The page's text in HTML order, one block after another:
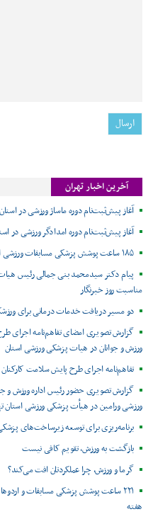
آخرین اخبار تهران
آغاز پیش‌ثبت‌نام دوره ماساژ ورزشی در
آغاز پیش‌ثبت‌نام دوره امدادگر ورزشی در
۱۸۵ ساعت پوشش پزشکی مسابقات ورزشی استان تهران در پنج روز
پیام دکتر سیدمحمد بنی جمالی رئیس
مناسبت روز خبرنگار
دو مسیر دریافت خدمات درمانی برای
گزارش تصویری امضای تفاهم‌نامه اجرای
ورزش و جوانان در هیات پزشکی ورزشی استان
تفاهم‌نامه اجرای طرح پایش سلامت
گزارش تصویری حضور رئیس اداره ورزش و
ورزشی ورامین در هیأت پزشکی ورزشی استان
برنامه‌ریزی برای توسعه زیرساخت‌های
بازگشت به ورزش، تقویم کافی نیست
گرما و ورزش، چرا عملکردتان افت می‌کند؟
۲۲۱ ساعت پوشش پزشکی مسابقات و
هفته